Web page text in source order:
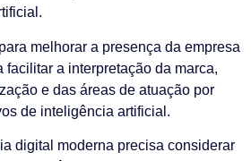
melhorar a presença da empresa
facilitar a interpretação da marca,
e das áreas de atuação por
de inteligência artificial.
digital moderna precisa considerar